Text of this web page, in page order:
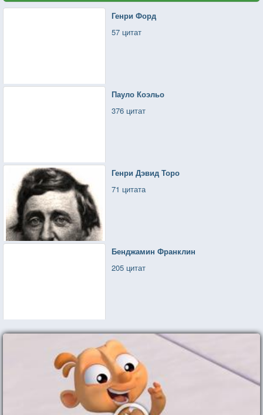
Генри Форд
57 цитат
Пауло Коэльо
376 цитат
Генри Дэвид Торо
71 цитата
Бенджамин Франклин
205 цитат